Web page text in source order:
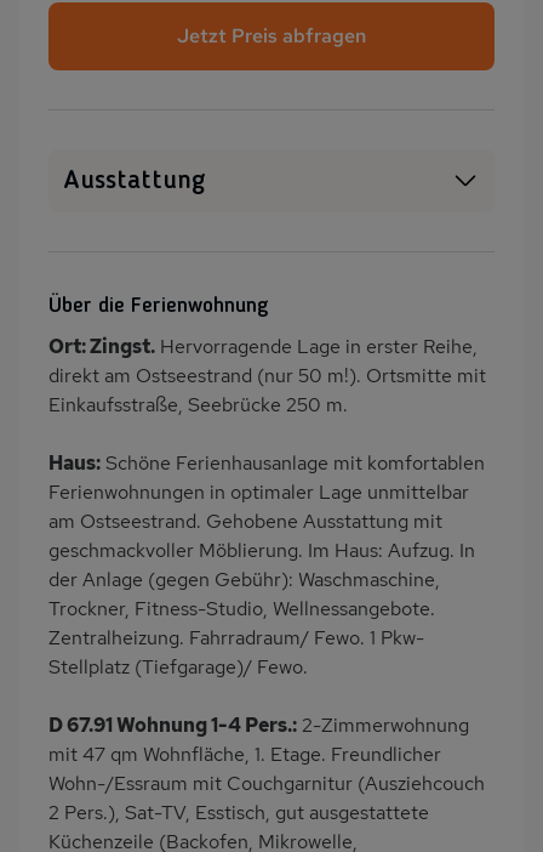
Jetzt Preis abfragen
Ausstattung
Balkon/Loggia
Dusche
Dusche/WC
Küche
Herd (4 Kochfelder)
Kühlschrank
Mikrowelle
Ruhige Lage
Babybett
Kinderhochstuhl
Fitnessraum
Nichtraucher
Haustiere/Hund
verboten
Wb/WC
Balkonmöbel
Handtücher mietbar
Über die Ferienwohnung
Ort: Zingst. Hervorragende Lage in erster Reihe,
direkt am Ostseestrand (nur 50 m!). Ortsmitte mit
Einkaufsstraße, Seebrücke 250 m.
Haus: Schöne Ferienhausanlage mit komfortablen
Ferienwohnungen in optimaler Lage unmittelbar
am Ostseestrand. Gehobene Ausstattung mit
geschmackvoller Möblierung. Im Haus: Aufzug. In
der Anlage (gegen Gebühr): Waschmaschine,
Trockner, Fitness-Studio, Wellnessangebote.
Zentralheizung. Fahrradraum/ Fewo. 1 Pkw-
Stellplatz (Tiefgarage)/ Fewo.
D 67.91 Wohnung 1-4 Pers.: 2-Zimmerwohnung
mit 47 qm Wohnfläche, 1. Etage. Freundlicher
Wohn-/Essraum mit Couchgarnitur (Ausziehcouch
2 Pers.), Sat-TV, Esstisch, gut ausgestattete
Küchenzeile (Backofen, Mikrowelle,